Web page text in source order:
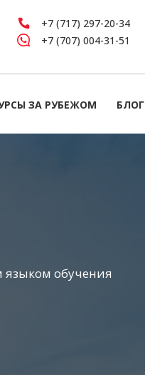
+7 (717) 297-20-34
+7 (707) 004-31-51
ЗА РУБЕЖОМ БЛОГ
языком обучения